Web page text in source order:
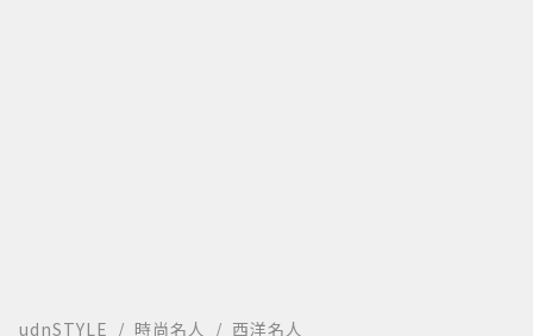
udnSTYLE 時尚名人 西洋名人